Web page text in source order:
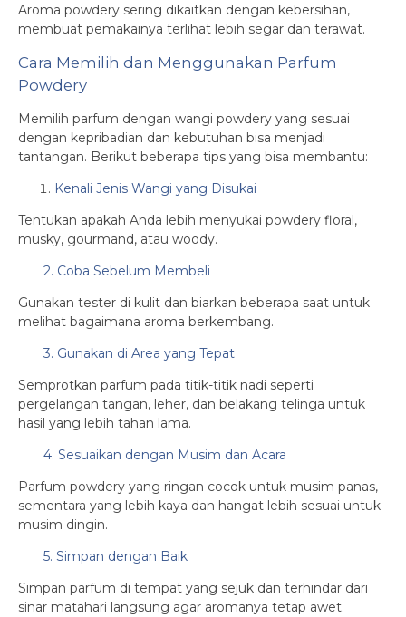
Aroma powdery sering dikaitkan dengan kebersihan,
membuat pemakainya terlihat lebih segar dan terawat.
Cara Memilih dan Menggunakan Parfum
Powdery
Memilih parfum dengan wangi powdery yang sesuai
dengan kepribadian dan kebutuhan bisa menjadi
tantangan. Berikut beberapa tips yang bisa membantu:
Kenali Jenis Wangi yang Disukai
Tentukan apakah Anda lebih menyukai powdery floral,
musky, gourmand, atau woody.
2. Coba Sebelum Membeli
Gunakan tester di kulit dan biarkan beberapa saat untuk
melihat bagaimana aroma berkembang.
3. Gunakan di Area yang Tepat
Semprotkan parfum pada titik-titik nadi seperti
pergelangan tangan, leher, dan belakang telinga untuk
hasil yang lebih tahan lama.
4. Sesuaikan dengan Musim dan Acara
Parfum powdery yang ringan cocok untuk musim panas,
sementara yang lebih kaya dan hangat lebih sesuai untuk
musim dingin.
5. Simpan dengan Baik
Simpan parfum di tempat yang sejuk dan terhindar dari
sinar matahari langsung agar aromanya tetap awet.